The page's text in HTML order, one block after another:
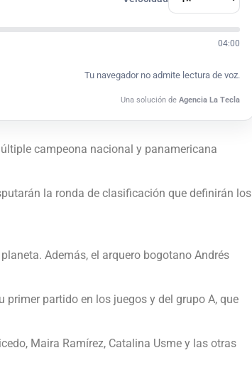
04:00
Tu navegador no admite lectura de voz.
Una solución de Agencia La Tecla
campeona nacional y panamericana
la ronda de clasificación que definirán los
Además, el arquero bogotano Andrés
partido en los juegos y del grupo A, que
Maira Ramírez, Catalina Usme y las otras